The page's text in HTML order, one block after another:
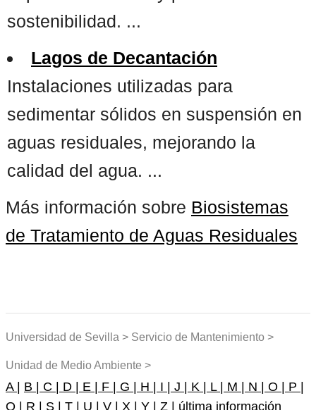
sostenibilidad. ...
Lagos de Decantación
Instalaciones utilizadas para
sedimentar sólidos en suspensión en
aguas residuales, mejorando la
calidad del agua. ...
Más información sobre Biosistemas
de Tratamiento de Aguas Residuales
Universidad de Sevilla > Servicio de Mantenimiento >
Unidad de Medio Ambiente >
A | B | C | D | E | F | G | H | I | J | K | L | M | N | O | P |
Q | R | S | T | U | V | X | Y | Z | última información